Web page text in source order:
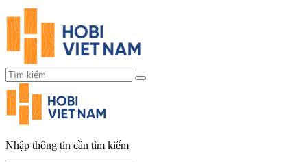
Nhập thông tin cần tìm kiếm